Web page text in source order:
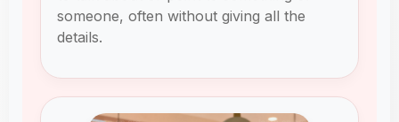
someone, often without giving all the
details.